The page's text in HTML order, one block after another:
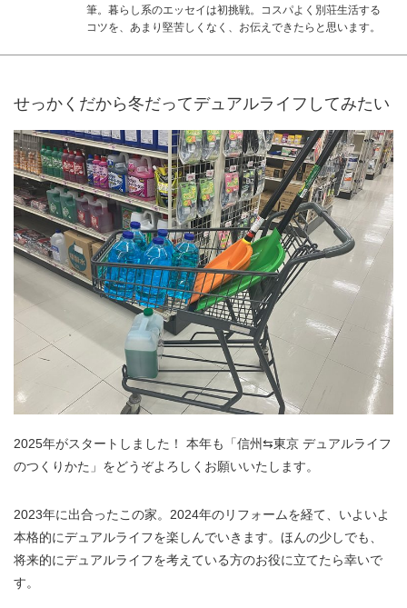
筆。暮らし系のエッセイは初挑戦。コスパよく別荘生活する
コツを、あまり堅苦しくなく、お伝えできたらと思います。
せっかくだから冬だってデュアルライフしてみたい
2025年がスタートしました！ 本年も「信州⇆東京 デュアルライフ
のつくりかた」をどうぞよろしくお願いいたします。
2023年に出合ったこの家。2024年のリフォームを経て、いよいよ
本格的にデュアルライフを楽しんでいきます。ほんの少しでも、
将来的にデュアルライフを考えている方のお役に立てたら幸いで
す。